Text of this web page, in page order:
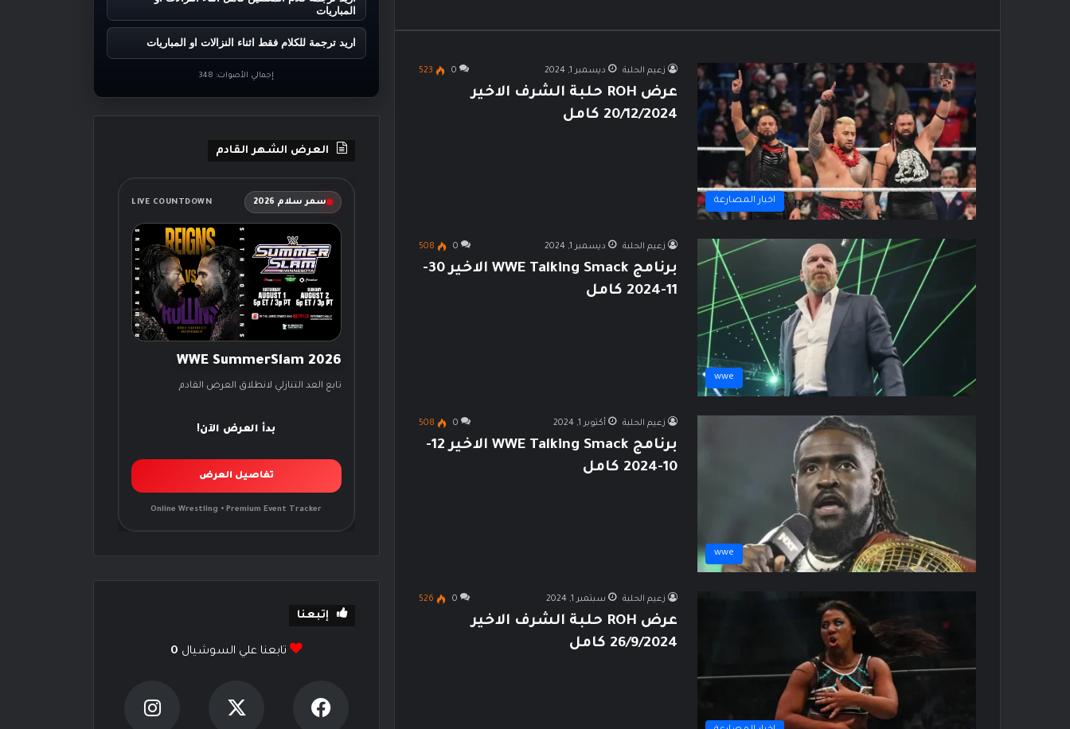
اخبار المصارعة
زعيم الحلبة ديسمبر 1, 2024 0
523
عرض ROH حلبة الشرف الاخير
20/12/2024 كامل
wwe
زعيم الحلبة ديسمبر 1, 2024 0
508
برنامج WWE Talking Smack الاخير 30-
11-2024 كامل
wwe
زعيم الحلبة أكتوبر 1, 2024 0
508
برنامج WWE Talking Smack الاخير 12-
10-2024 كامل
زعيم الحلبة سبتمبر 1, 2024 0
526
عرض ROH حلبة الشرف الاخير
26/9/2024 كامل
المباريات
اريد ترجمة للكلام فقط اثناء النزالات او المباريات
إجمالي الأصوات: 348
العرض الشهر القادم
سمر سلام 2026 LIVE COUNTDOWN
WWE SummerSlam 2026
تابع العد التنازلي لانطلاق العرض القادم
بدأ العرض الآن!
تفاصيل العرض
Online Wrestling • Premium Event Tracker
إتبعنا
تابعنا علي السوشيال 0